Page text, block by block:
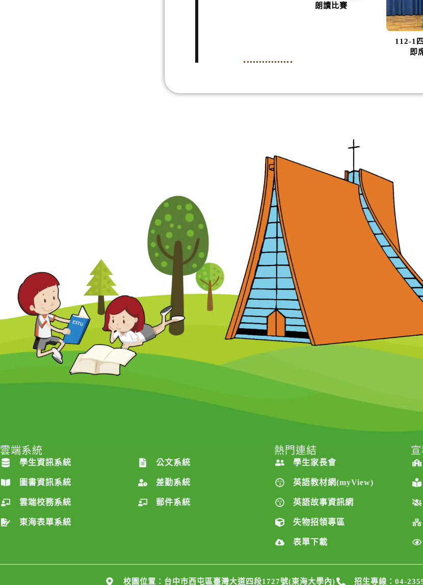
朗讀比賽
112-1
即
雲端系統
學生資訊系統
圖書資訊系統
雲端校務系統
東海表單系統
公文系統
差勤系統
郵件系統
熱門連結
學生家長會
英語教材網(myView)
英語故事資訊網
失物招領專區
表單下載
校園位置：台中市西屯區臺灣大道四段1727號(東海大學內) 招生專線：04-